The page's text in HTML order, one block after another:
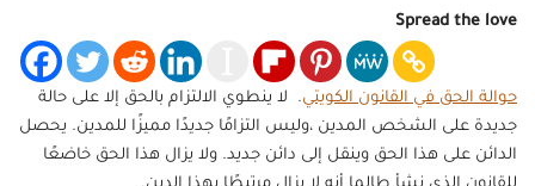
Spread the love
حوالة الحق في القانون الكويتي. لا ينطوي الالتزام بالحق إلا على حالة
جديدة على الشخص المدين ،وليس التزامًا جديدًا مميزًا للمدين. يحصل
الدائن على هذا الحق وينقل إلى دائن جديد. ولا يزال هذا الحق خاضعًا